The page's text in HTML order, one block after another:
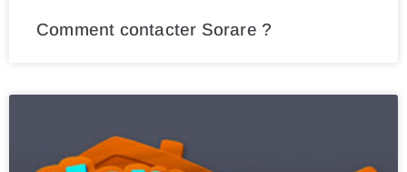
Comment contacter Sorare ?